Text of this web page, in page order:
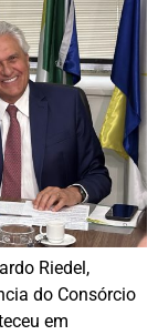
Riedel,
do Consórcio
em